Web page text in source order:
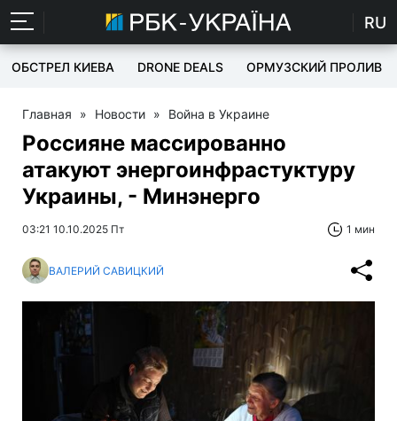
RU
ОБСТРЕЛ КИЕВА DRONE DEALS ОРМУЗСКИЙ ПРОЛИВ
Главная » Новости » Война в Украине
Россияне массированно
атакуют энергоинфрастуктуру
Украины, - Минэнерго
03:21 10.10.2025 Пт 1 мин
ВАЛЕРИЙ САВИЦКИЙ